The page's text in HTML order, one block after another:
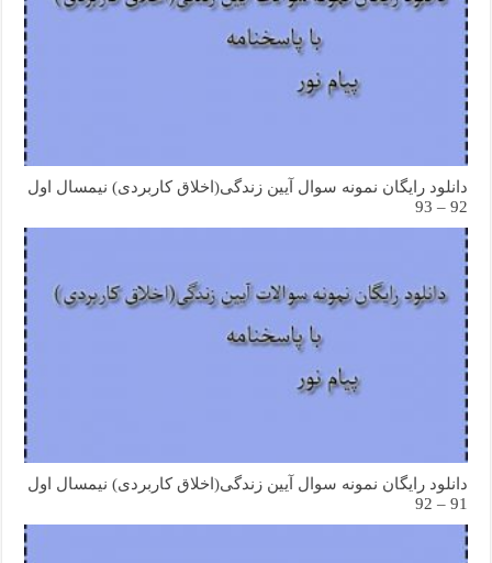
دانلود رایگان نمونه سوال آیین زندگی(اخلاق کاربردی) نیمسال اول
92 – 93
دانلود رایگان نمونه سوال آیین زندگی(اخلاق کاربردی) نیمسال اول
91 – 92